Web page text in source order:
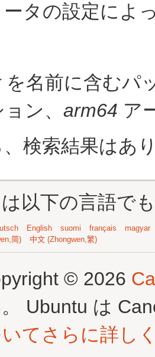
タの設定によ
を名前に含むパ
ン、 arm64 ア
検索結果はあ
以下の言語で
English suomi français
magyar
简) 中文 (Zhongwen,繁)
© 2026
Ubuntu は
てさらに詳し